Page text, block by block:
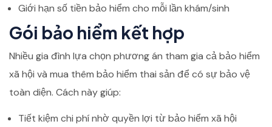
Giới hạn số tiền bảo hiểm cho mỗi lần khám/sinh
Gói bảo hiểm kết hợp
Nhiều gia đình lựa chọn phương án tham gia cả bảo hiểm
xã hội và mua thêm bảo hiểm thai sản để có sự bảo vệ
toàn diện. Cách này giúp:
Tiết kiệm chi phí nhờ quyền lợi từ bảo hiểm xã hội